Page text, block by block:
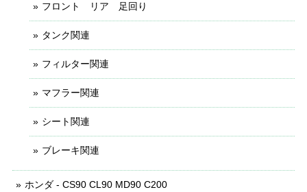
フロント リア 足回り
タンク関連
フィルター関連
マフラー関連
シート関連
ブレーキ関連
ホンダ - CS90 CL90 MD90 C200